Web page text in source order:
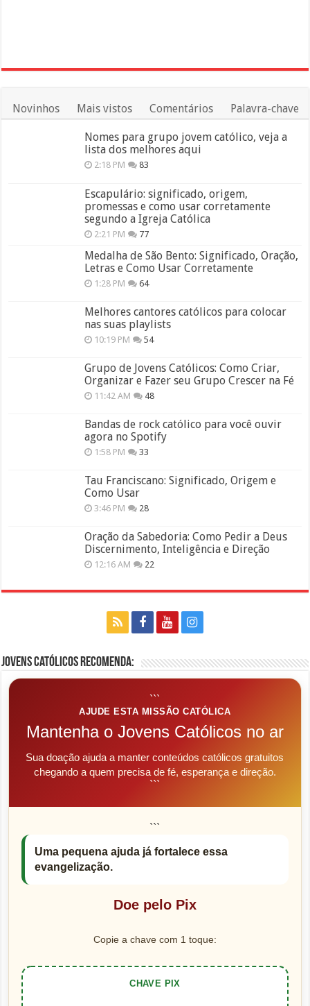
Novinhos Mais vistos Comentários Palavra-chave
Nomes para grupo jovem católico, veja a
lista dos melhores aqui
2:18 PM 83
Escapulário: significado, origem,
promessas e como usar corretamente
segundo a Igreja Católica
2:21 PM 77
Medalha de São Bento: Significado, Oração,
Letras e Como Usar Corretamente
1:28 PM 64
Melhores cantores católicos para colocar
nas suas playlists
10:19 PM 54
Grupo de Jovens Católicos: Como Criar,
Organizar e Fazer seu Grupo Crescer na Fé
11:42 AM 48
Bandas de rock católico para você ouvir
agora no Spotify
1:58 PM 33
Tau Franciscano: Significado, Origem e
Como Usar
3:46 PM 28
Oração da Sabedoria: Como Pedir a Deus
Discernimento, Inteligência e Direção
12:16 AM 22
Jovens Católicos Recomenda:
```
AJUDE ESTA MISSÃO CATÓLICA
Mantenha o Jovens Católicos no ar
Sua doação ajuda a manter conteúdos católicos gratuitos
chegando a quem precisa de fé, esperança e direção.
```
```
Uma pequena ajuda já fortalece essa
evangelização.
Doe pelo Pix
Copie a chave com 1 toque:
CHAVE PIX